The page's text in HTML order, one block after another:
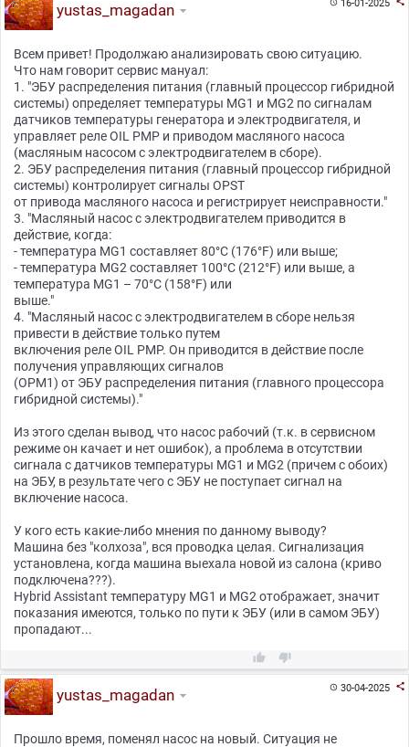
16-01-2025
yustas_magadan
Всем привет! Продолжаю анализировать свою ситуацию.
Что нам говорит сервис мануал:
1. "ЭБУ распределения питания (главный процессор гибридной
системы) определяет температуры MG1 и MG2 по сигналам
датчиков температуры генератора и электродвигателя, и
управляет реле OIL PMP и приводом масляного насоса
(масляным насосом с электродвигателем в сборе).
2. ЭБУ распределения питания (главный процессор гибридной
системы) контролирует сигналы OPST
от привода масляного насоса и регистрирует неисправности."
3. "Масляный насос с электродвигателем приводится в
действие, когда:
- температура MG1 составляет 80°C (176°F) или выше;
- температура MG2 составляет 100°C (212°F) или выше, а
температура MG1 – 70°C (158°F) или
выше."
4. "Масляный насос с электродвигателем в сборе нельзя
привести в действие только путем
включения реле OIL PMP. Он приводится в действие после
получения управляющих сигналов
(OPM1) от ЭБУ распределения питания (главного процессора
гибридной системы)."
Из этого сделан вывод, что насос рабочий (т.к. в сервисном
режиме он качает и нет ошибок), а проблема в отсутствии
сигнала с датчиков температуры MG1 и MG2 (причем с обоих)
на ЭБУ, в результате чего с ЭБУ не поступает сигнал на
включение насоса.
У кого есть какие-либо мнения по данному выводу?
Машина без "колхоза", вся проводка целая. Сигнализация
установлена, когда машина выехала новой из салона (криво
подключена???).
Hybrid Assistant температуру MG1 и MG2 отображает, значит
показания имеются, только по пути к ЭБУ (или в самом ЭБУ)
пропадают...
 
30-04-2025 
yustas_magadan
Прошло время, поменял насос на новый. Ситуация не